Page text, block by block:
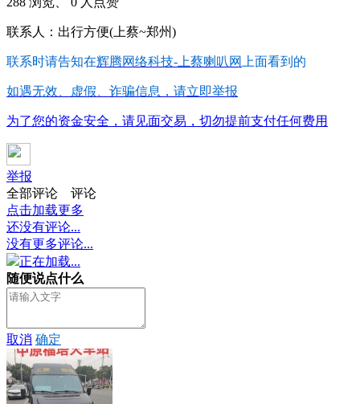
联系人：出行方便(上蔡~郑州)
联系时请告知在辉腾网络科技-上蔡喇叭网 上面看到的
如遇无效、虚假、诈骗信息，请立即举报
为了您的资金安全，请见面交易，切勿提前支付任何费用
举报
全部评论
评论
点击加载更多
还没有评论...
没有更多评论...
正在加载...
随便说点什么
取消 确定